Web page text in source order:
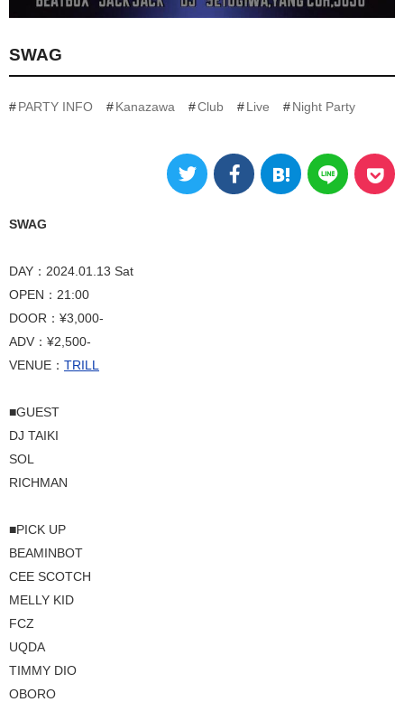
SWAG
PARTY INFO Kanazawa Club Live Night Party
SWAG
DAY：2024.01.13 Sat
OPEN：21:00
DOOR：¥3,000-
ADV：¥2,500-
VENUE： TRILL
■GUEST
DJ TAIKI
SOL
RICHMAN
■PICK UP
BEAMINBOT
CEE SCOTCH
MELLY KID
FCZ
UQDA
TIMMY DIO
OBORO